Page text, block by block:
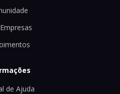
de Ajuda